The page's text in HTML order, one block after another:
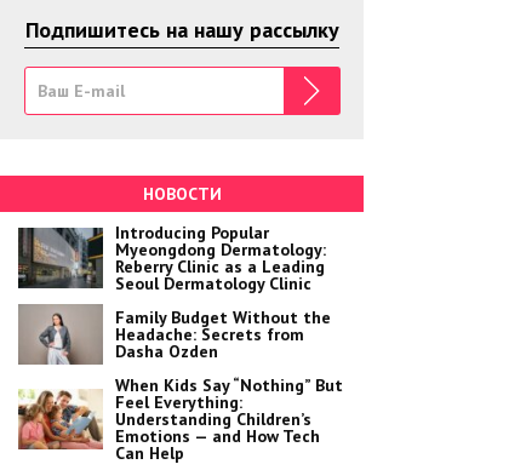
Подпишитесь на нашу рассылку
НОВОСТИ
Introducing Popular
Myeongdong Dermatology:
Reberry Clinic as a Leading
Seoul Dermatology Clinic
Family Budget Without the
Headache: Secrets from
Dasha Ozden
When Kids Say “Nothing” But
Feel Everything:
Understanding Children’s
Emotions — and How Tech
Can Help